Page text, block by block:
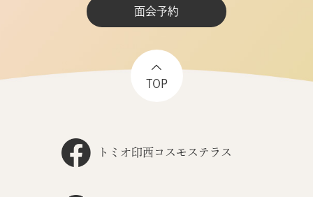
面会予約
TOP
トミオ印西コスモステラス